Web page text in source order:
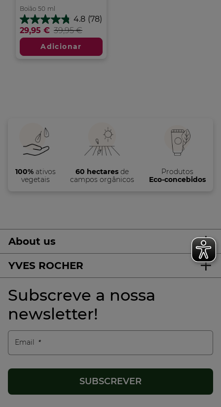
Boião 50 ml
4.8 (78)
4.8
em
5
estrelas.
78
29,95 € 39,95 €
Adicionar
100%ativos
vegetais
60 hectares de
campos orgânicos
Produtos
Eco-concebidos
About us
YVES ROCHER
Subscreve a nossa
newsletter!
Email